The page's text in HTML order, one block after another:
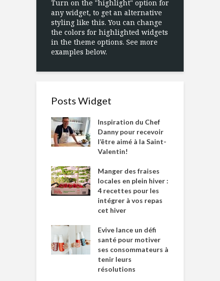
Turn on the "highlight" option for
any widget, to get an alternative
styling like this. You can change
the colors for highlighted widgets
in the theme options. See more
examples below.
Posts Widget
Inspiration du Chef
Danny pour recevoir
l’être aimé à la Saint-
Valentin!
Manger des fraises
locales en plein hiver :
4 recettes pour les
intégrer à vos repas
cet hiver
Evive lance un défi
santé pour motiver
ses consommateurs à
tenir leurs
résolutions